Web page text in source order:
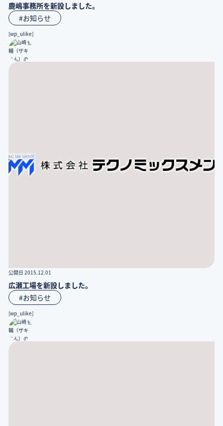
鹿嶋事務所を新設しました。
#お知らせ
[wp_ulike]
公開日 2015.12.01
広瀬工場を新設しました。
#お知らせ
[wp_ulike]